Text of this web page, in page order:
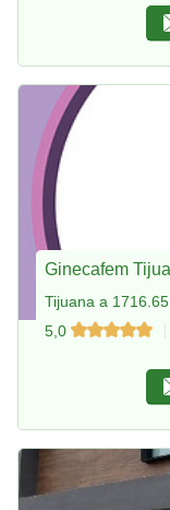
Ginecafem
Tijuana a
5,0